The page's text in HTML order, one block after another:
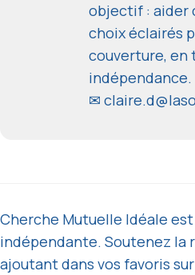
objectif : aider
choix éclairés
couverture, en
indépendance.
✉
Cherche Mutuelle Idéale
indépendante. Soutenez la
ajoutant dans vos favoris